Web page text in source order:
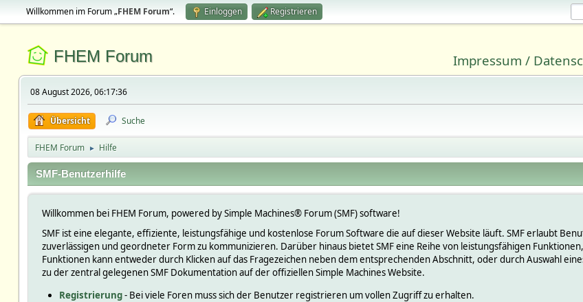
Willkommen im Forum „FHEM Forum“. Einloggen Registrieren
FHEM Forum Impressum /
08 August 2026, 06:17:36
Übersicht Suche
FHEM Forum ► Hilfe
SMF-Benutzerhilfe
Willkommen bei FHEM Forum, powered by Simple Machines® Forum (SMF) software!
SMF ist eine elegante, effiziente, leistungsfähige und kostenlose Forum Software die auf dieser Website läuft. SMF erlaubt
zuverlässigen und geordneter Form zu kommunizieren. Darüber hinaus bietet SMF eine Reihe von leistungsfähigen
Funktionen kann entweder durch Klicken auf das Fragezeichen neben dem entsprechenden Abschnitt, oder durch Auswahl
zu der zentral gelegenen SMF Dokumentation auf der offiziellen Simple Machines Website.
Registrierung- Bei viele Foren muss sich der Benutzer registrieren um vollen Zugriff zu erhalten.